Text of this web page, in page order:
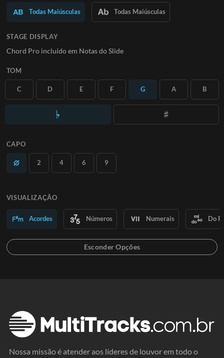
Todas Maiúsculas Todas Maiúsculas
STAGE DISPLAY
Chord Pro incluído em Notas do Slide
TOM
C D E F G A B
CAPO
2 4 6 9
VISUALIZAÇÃO
Acordes Números Numerais Do
Nossa missão é atender aos líderes de louvor em todo o